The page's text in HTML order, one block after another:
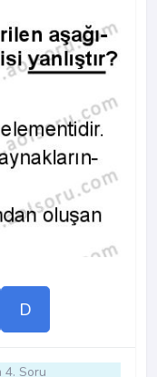
D
4. Soru